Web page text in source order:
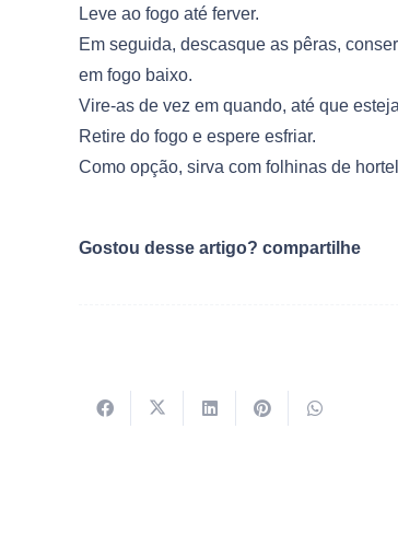
Leve ao fogo até ferver.
Em seguida, descasque as pêras,
em fogo baixo.
Vire-as de vez em quando, até que
Retire do fogo e espere esfriar.
Como opção, sirva com folhinas de
Gostou desse artigo? compartilhe